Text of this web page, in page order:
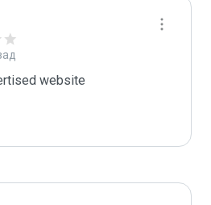
website